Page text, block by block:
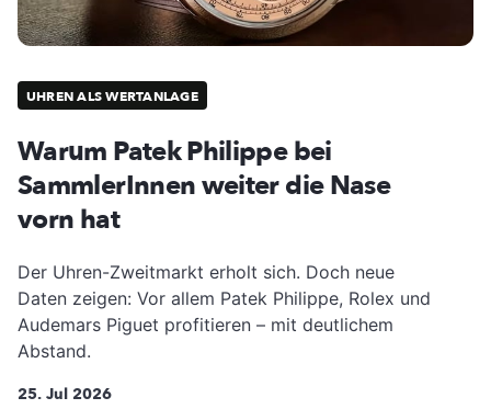
UHREN ALS WERTANLAGE
Warum Patek Philippe bei
SammlerInnen weiter die Nase
vorn hat
Der Uhren-Zweitmarkt erholt sich. Doch neue
Daten zeigen: Vor allem Patek Philippe, Rolex und
Audemars Piguet profitieren – mit deutlichem
Abstand.
25. Jul 2026